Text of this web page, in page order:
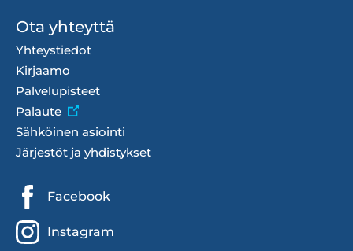
Ota yhteyttä
Yhteystiedot
Kirjaamo
Palvelupisteet
Palaute
Sähköinen asiointi
Järjestöt ja yhdistykset
Sosiaalisen
median
linkit
Facebook
Instagram